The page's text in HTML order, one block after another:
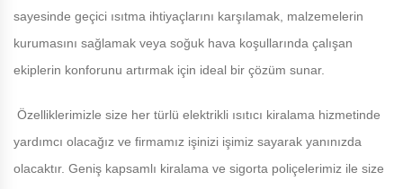
sayesinde geçici ısıtma ihtiyaçlarını karşılamak, malzemelerin
kurumasını sağlamak veya soğuk hava koşullarında çalışan
ekiplerin konforunu artırmak için ideal bir çözüm sunar.
Özelliklerimizle size her türlü elektrikli ısıtıcı kiralama hizmetinde
yardımcı olacağız ve firmamız işinizi işimiz sayarak yanınızda
olacaktır. Geniş kapsamlı kiralama ve sigorta poliçelerimiz ile size